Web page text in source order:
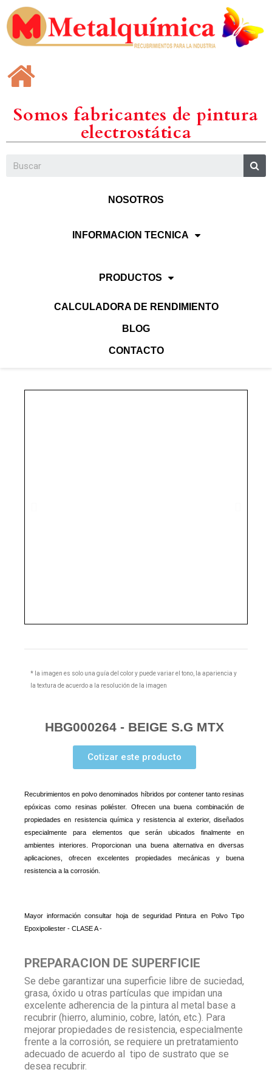
Somos fabricantes de pintura
electrostática
NOSOTROS
INFORMACION TECNICA
PRODUCTOS
CALCULADORA DE RENDIMIENTO
BLOG
CONTACTO
* la imagen es solo una guía del color y puede variar el tono, la apariencia y
la textura de acuerdo a la resolución de la imagen
HBG000264 - BEIGE S.G MTX
Cotizar este producto
Recubrimientos en polvo denominados híbridos por contener tanto resinas
epóxicas como resinas poliéster. Ofrecen una buena combinación de
propiedades en resistencia química y resistencia al exterior, diseñados
especialmente para elementos que serán ubicados finalmente en
ambientes interiores. Proporcionan una buena alternativa en diversas
aplicaciones, ofrecen excelentes propiedades mecánicas y buena
resistencia a la corrosión.
Mayor información consultar hoja de seguridad Pintura en Polvo Tipo
Epoxipoliester - CLASE A -
PREPARACION DE SUPERFICIE
Se debe garantizar una superficie libre de suciedad,
grasa, óxido u otras partículas que impidan una
excelente adherencia de la pintura al metal base a
recubrir (hierro, aluminio, cobre, latón, etc.). Para
mejorar propiedades de resistencia, especialmente
frente a la corrosión, se requiere un pretratamiento
adecuado de acuerdo al tipo de sustrato que se
desea recubrir.